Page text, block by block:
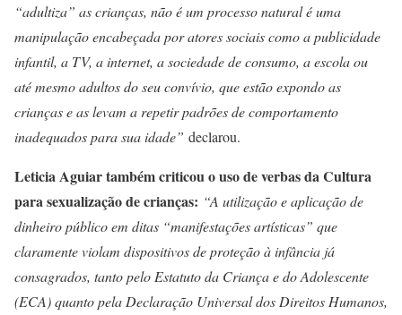
“adultiza” as crianças, não é um processo natural é uma
manipulação encabeçada por atores sociais como a publicidade
infantil, a TV, a internet, a sociedade de consumo, a escola ou
até mesmo adultos do seu convívio, que estão expondo as
crianças e as levam a repetir padrões de comportamento
inadequados para sua idade” declarou.
Leticia Aguiar também criticou o uso de verbas da Cultura
para sexualização de crianças: “A utilização e aplicação de
dinheiro público em ditas “manifestações artísticas” que
claramente violam dispositivos de proteção à infância já
consagrados, tanto pelo Estatuto da Criança e do Adolescente
(ECA) quanto pela Declaração Universal dos Direitos Humanos,